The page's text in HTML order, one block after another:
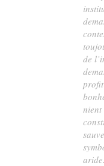
de
nient